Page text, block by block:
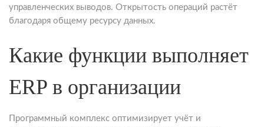
управленческих выводов. Открытость операций растёт
благодаря общему ресурсу данных.
Какие функции выполняет
ERP в организации
Программный комплекс оптимизирует учёт и